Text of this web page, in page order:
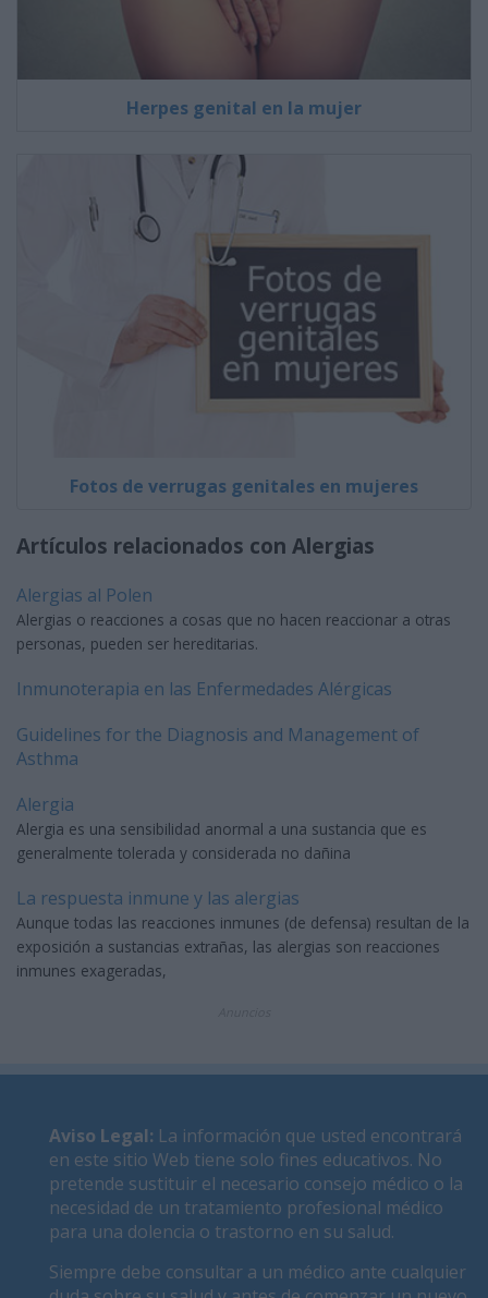
Herpes genital en la mujer
Fotos de verrugas genitales en mujeres
Artículos relacionados con Alergias
Alergias al Polen
Alergias o reacciones a cosas que no hacen reaccionar a otras
personas, pueden ser hereditarias.
Inmunoterapia en las Enfermedades Alérgicas
Guidelines for the Diagnosis and Management of
Asthma
Alergia
Alergia es una sensibilidad anormal a una sustancia que es
generalmente tolerada y considerada no dañina
La respuesta inmune y las alergias
Aunque todas las reacciones inmunes (de defensa) resultan de la
exposición a sustancias extrañas, las alergias son reacciones
inmunes exageradas,
Aviso Legal: La información que usted encontrará
en este sitio Web tiene solo fines educativos. No
pretende sustituir el necesario consejo médico o la
necesidad de un tratamiento profesional médico
para una dolencia o trastorno en su salud.
Siempre debe consultar a un médico ante cualquier